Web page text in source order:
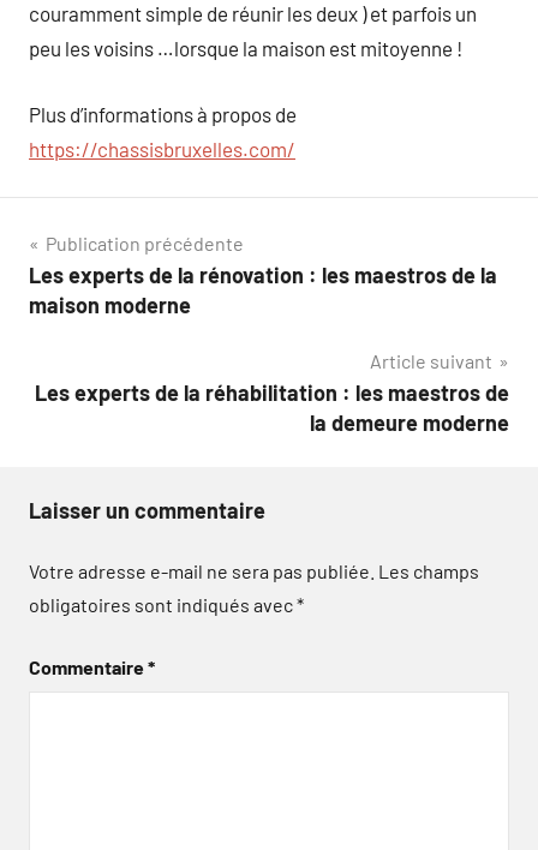
couramment simple de réunir les deux ) et parfois un
peu les voisins …lorsque la maison est mitoyenne !
Plus d’informations à propos de
https://chassisbruxelles.com/
Navigation
de
Publication précédente
Les experts de la rénovation : les maestros de la
maison moderne
Article suivant
Les experts de la réhabilitation : les maestros de
la demeure moderne
Laisser un commentaire
Votre adresse e-mail ne sera pas publiée. Les champs
obligatoires sont indiqués avec*
Commentaire*